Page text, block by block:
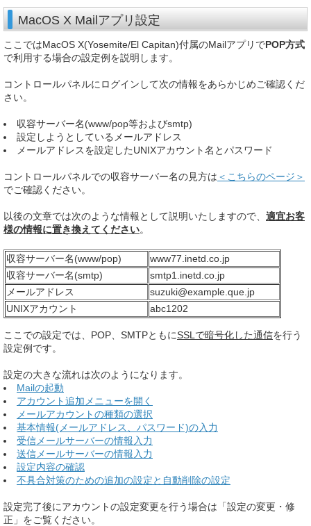
MacOS X Mailアプリ設定
ここではMacOS X(Yosemite/El Capitan)付属のMailアプリでPOP方式
で利用する場合の設定例を説明します。
コントロールパネルにログインして次の情報をあらかじめご確認くだ
さい。
収容サーバー名(www/pop等およびsmtp)
設定しようとしているメールアドレス
メールアドレスを設定したUNIXアカウント名とパスワード
コントロールパネルでの収容サーバー名の見方は ＜こちらのページ＞
でご確認ください。
以後の文章では次のような情報として説明いたしますので、 適宜お客
様の情報に置き換えてください。
収容サーバー名(www/pop)
www77.inetd.co.jp
収容サーバー名(smtp)
smtp1.inetd.co.jp
メールアドレス
suzuki@example.que.jp
UNIXアカウント
abc1202
ここでの設定では、POP、SMTPともにSSLで暗号化した通信を行う
設定例です。
設定の大きな流れは次のようになります。
Mailの起動
アカウント追加メニューを開く
メールアカウントの種類の選択
基本情報(メールアドレス、パスワード)の入力
受信メールサーバーの情報入力
送信メールサーバーの情報入力
設定内容の確認
不具合対策のための追加の設定と自動削除の設定
設定完了後にアカウントの設定変更を行う場合は「設定の変更・修
正」をご覧ください。